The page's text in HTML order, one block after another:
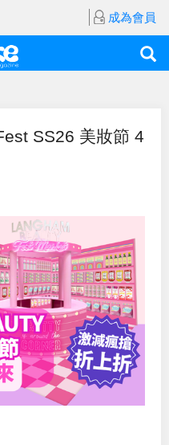
成為會員
SS26 美妝節 4